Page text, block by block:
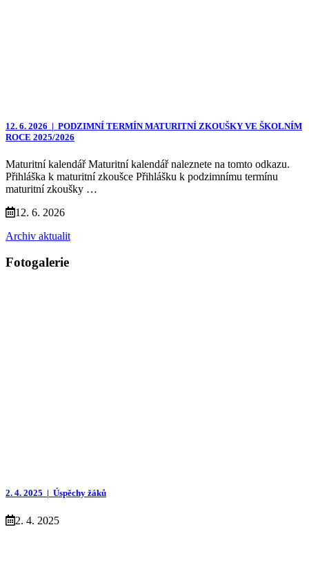
12. 6. 2026 | PODZIMNÍ TERMÍN MATURITNÍ ZKOUŠKY VE ŠKOLNÍM
ROCE 2025/2026
Maturitní kalendář Maturitní kalendář naleznete na tomto odkazu.
Přihláška k maturitní zkoušce Přihlášku k podzimnímu termínu
maturitní zkoušky …
12. 6. 2026
Archiv aktualit
Fotogalerie
2. 4. 2025 | Úspěchy žáků
2. 4. 2025